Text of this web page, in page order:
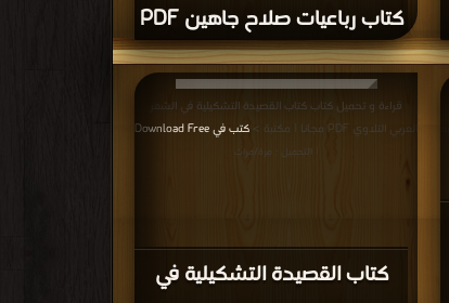
كتاب رباعيات صلاح جاهين PDF
كتاب القصيدة التشكيلية في
قراءة و تحميل كتاب كتاب القصيدة التشكيلية في الشعر
العربي التلاوي PDF مجانا | مكتبة >
كتب في Download Free
| التحميل : مرة/مرات